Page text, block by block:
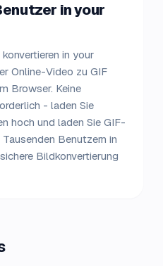
in your
in your
Online-Video zu GIF
Browser. Keine
- laden Sie
hoch und laden Sie GIF-
Benutzern in
Bildkonvertierung